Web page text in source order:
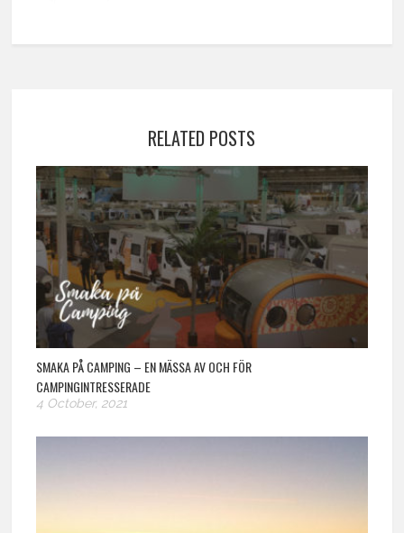
RELATED POSTS
SMAKA PÅ CAMPING – EN MÄSSA AV OCH FÖR
CAMPINGINTRESSERADE
4 October, 2021